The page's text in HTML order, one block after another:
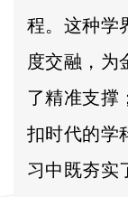
程。这种学
度交融，为
了精准支撑
扣时代的学
习中既夯实